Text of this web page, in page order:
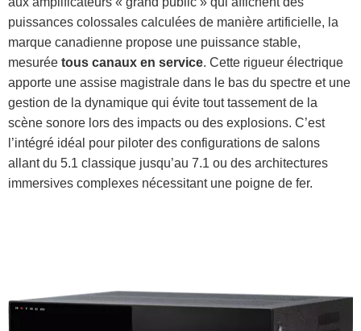
puissances colossales calculées de manière artificielle, la
marque canadienne propose une puissance stable,
mesurée tous canaux en service. Cette rigueur électrique
apporte une assise magistrale dans le bas du spectre et une
gestion de la dynamique qui évite tout tassement de la
scène sonore lors des impacts ou des explosions. C’est
l’intégré idéal pour piloter des configurations de salons
allant du 5.1 classique jusqu’au 7.1 ou des architectures
immersives complexes nécessitant une poigne de fer.